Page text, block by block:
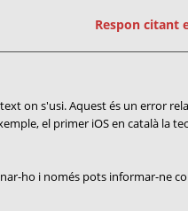
Respon citant
on s'usi. Aquest és un error
el primer iOS en català la
ho i només pots informar-ne